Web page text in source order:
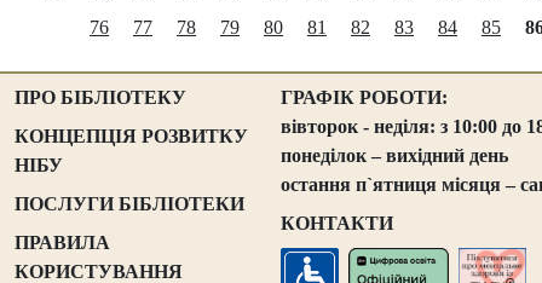
76
77 78 79 80 81 82 83 84 85
ПРО БІБЛІОТЕКУ
КОНЦЕПЦІЯ РОЗВИТКУ
НІБУ
ПОСЛУГИ БІБЛІОТЕКИ
ПРАВИЛА
КОРИСТУВАННЯ
ГРАФІК РОБОТИ:
вівторок - неділя: з 10:00 до
понеділок – вихідний день
остання п`ятниця місяця –
КОНТАКТИ